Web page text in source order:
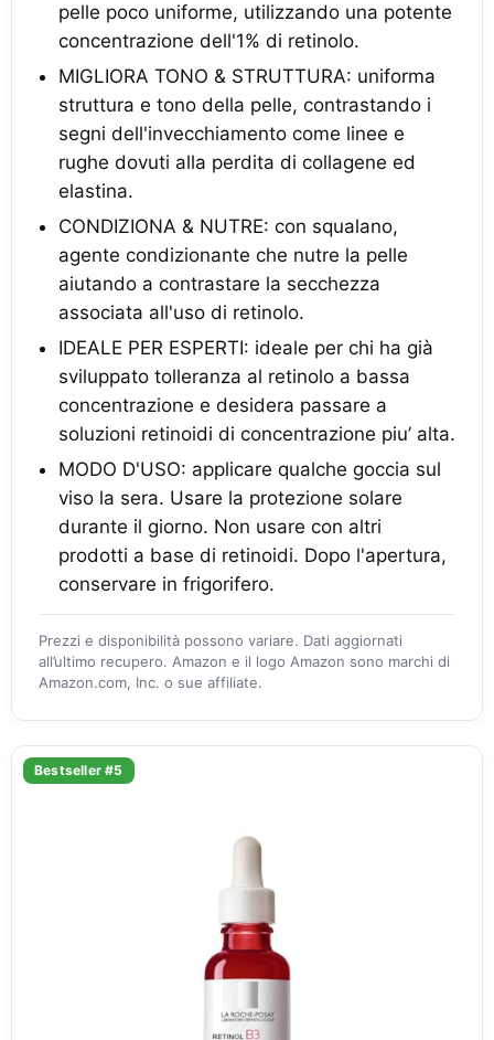
pelle poco uniforme, utilizzando una potente
concentrazione dell'1% di retinolo.
MIGLIORA TONO & STRUTTURA: uniforma
struttura e tono della pelle, contrastando i
segni dell'invecchiamento come linee e
rughe dovuti alla perdita di collagene ed
elastina.
CONDIZIONA & NUTRE: con squalano,
agente condizionante che nutre la pelle
aiutando a contrastare la secchezza
associata all'uso di retinolo.
IDEALE PER ESPERTI: ideale per chi ha già
sviluppato tolleranza al retinolo a bassa
concentrazione e desidera passare a
soluzioni retinoidi di concentrazione piu’ alta.
MODO D'USO: applicare qualche goccia sul
viso la sera. Usare la protezione solare
durante il giorno. Non usare con altri
prodotti a base di retinoidi. Dopo l'apertura,
conservare in frigorifero.
Prezzi e disponibilità possono variare. Dati aggiornati
all’ultimo recupero. Amazon e il logo Amazon sono marchi di
Amazon.com, Inc. o sue affiliate.
Bestseller #5